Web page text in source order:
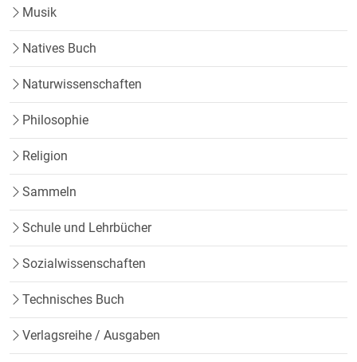
Musik
Natives Buch
Naturwissenschaften
Philosophie
Religion
Sammeln
Schule und Lehrbücher
Sozialwissenschaften
Technisches Buch
Verlagsreihe / Ausgaben